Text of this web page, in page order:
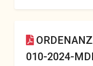
010-2024-